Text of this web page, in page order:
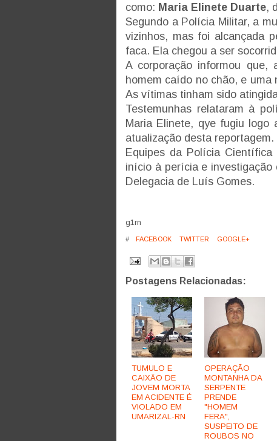
como: Maria Elinete Duarte,
Segundo a Polícia Militar, a
vizinhos, mas foi alcançada
faca. Ela chegou a ser
A corporação informou que,
homem caído no chão, e uma
As vítimas tinham sido
Testemunhas relataram à
Maria Elinete, qye fugiu
atualização desta reportagem.
Equipes da Polícia
início à perícia e investigação
Delegacia de Luís Gomes.
g1rn
# FACEBOOK TWITTER GOOGLE+
Postagens Relacionadas:
TUMULO E
CAIXÃO DE
JOVEM MORTA
EM ACIDENTE É
VIOLADO EM
UMARIZAL-RN
OPERAÇÃO
MONTANHA DA
SERPENTE
PRENDE
"HOMEM
FERA",
SUSPEITO DE
ROUBOS NO